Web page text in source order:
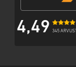
4,49 345